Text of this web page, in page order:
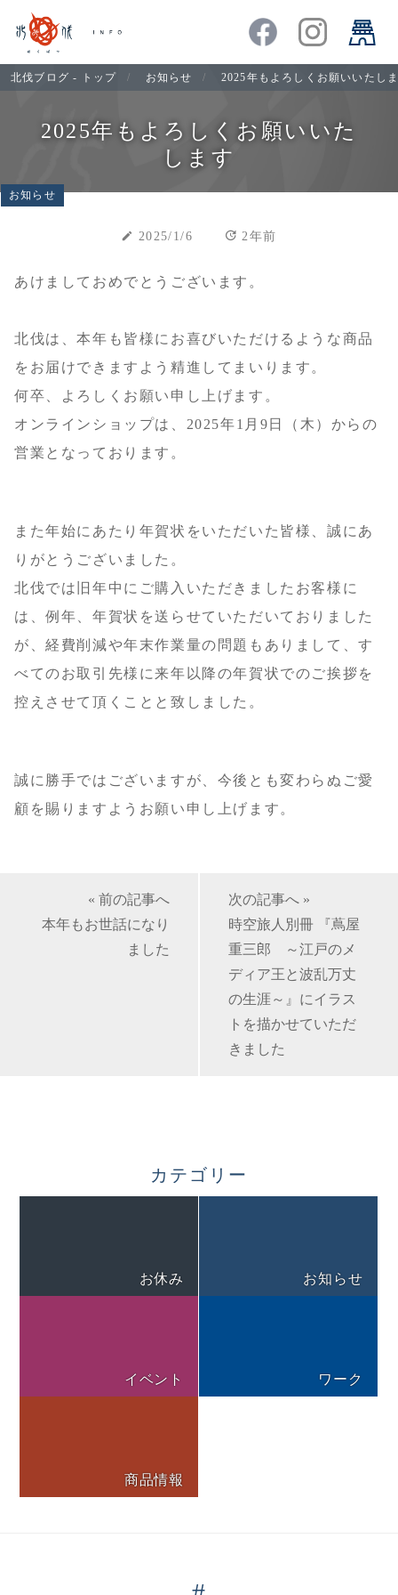
北伐ブログ - トップ お知らせ 2025年もよろしくお願いいたし
2025年もよろしくお願いいた
します
お知らせ
create 2025/1/6 update 2年前
あけましておめでとうございます。
北伐は、本年も皆様にお喜びいただけるような商品
をお届けできますよう精進してまいります。
何卒、よろしくお願い申し上げます。
オンラインショップは、2025年1月9日（木）からの
営業となっております。
また年始にあたり年賀状をいただいた皆様、誠にあ
りがとうございました。
北伐では旧年中にご購入いただきましたお客様に
は、例年、年賀状を送らせていただいておりました
が、経費削減や年末作業量の問題もありまして、す
べてのお取引先様に来年以降の年賀状でのご挨拶を
控えさせて頂くことと致しました。
誠に勝手ではございますが、今後とも変わらぬご愛
顧を賜りますようお願い申し上げます。
« 前の記事へ
本年もお世話になり
ました
次の記事へ »
時空旅人別冊 『蔦屋
重三郎 ～江戸のメ
ディア王と波乱万丈
の生涯～』にイラス
トを描かせていただ
きました
カテゴリー
お休み お知らせ
イベント ワーク
商品情報